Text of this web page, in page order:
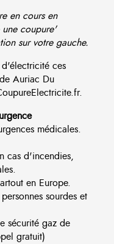
en cours en
coupure'
sur votre gauche.
ces
Auriac Du
médicales.
cas d'incendies,
en Europe.
sourdes et
sécurité gaz de
gratuit)